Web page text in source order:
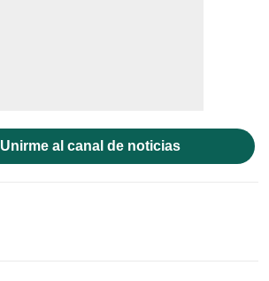
Unirme al canal de noticias